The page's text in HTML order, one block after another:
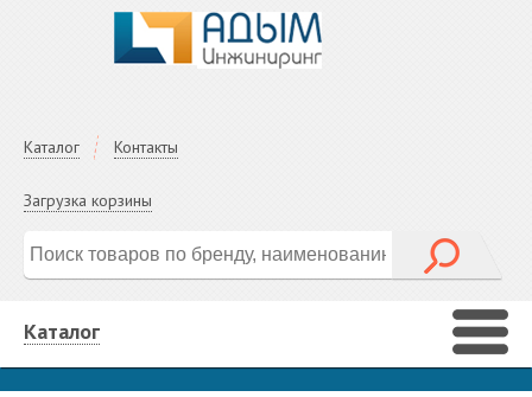
Каталог Контакты
Загрузка корзины
Каталог